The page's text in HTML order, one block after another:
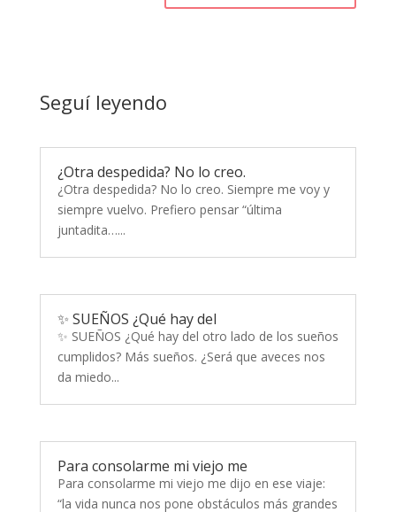
Seguí leyendo
¿Otra despedida? No lo creo.
¿Otra despedida? No lo creo. Siempre me voy y
siempre vuelvo. Prefiero pensar “última
juntadita…...
✨ SUEÑOS ¿Qué hay del
✨ SUEÑOS ¿Qué hay del otro lado de los sueños
cumplidos? Más sueños. ¿Será que aveces nos
da miedo...
Para consolarme mi viejo me
Para consolarme mi viejo me dijo en ese viaje:
“la vida nunca nos pone obstáculos más grandes